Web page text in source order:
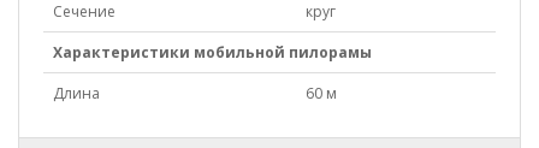
Сечение
круг
Характеристики мобильной пилорамы
Длина
60 м